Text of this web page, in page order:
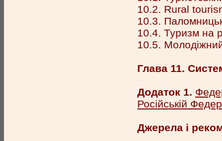
10.2. Rural
10.3.
10.4. Туризм на
10.5.
Глава 11.
Додаток 1.
Російській
Джерела і